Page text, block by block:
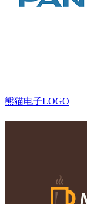
熊猫电子LOGO